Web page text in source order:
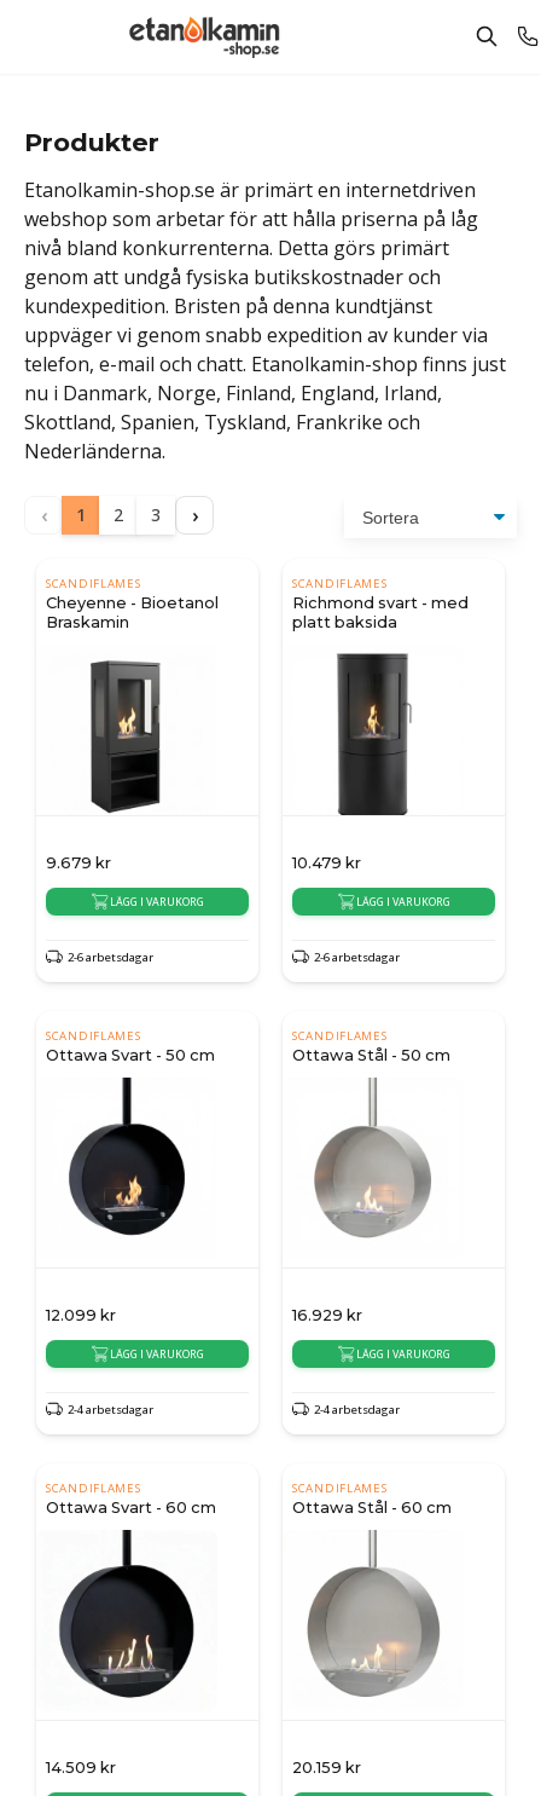
Produkter
Etanolkamin-shop.se är primärt en internetdriven
webshop som arbetar för att hålla priserna på låg
nivå bland konkurrenterna. Detta görs primärt
genom att undgå fysiska butikskostnader och
kundexpedition. Bristen på denna kundtjänst
uppväger vi genom snabb expedition av kunder via
telefon, e-mail och chatt. Etanolkamin-shop finns just
nu i Danmark, Norge, Finland, England, Irland,
Skottland, Spanien, Tyskland, Frankrike och
Nederländerna.
‹ 1 2 3 ›
SCANDIFLAMES
Cheyenne - Bioetanol
Braskamin
9.679 kr
LÄGG I VARUKORG
2-6 arbetsdagar
SCANDIFLAMES
Richmond svart - med
platt baksida
10.479 kr
LÄGG I VARUKORG
2-6 arbetsdagar
SCANDIFLAMES
Ottawa Svart - 50 cm
12.099 kr
LÄGG I VARUKORG
2-4 arbetsdagar
SCANDIFLAMES
Ottawa Stål - 50 cm
16.929 kr
LÄGG I VARUKORG
2-4 arbetsdagar
SCANDIFLAMES
Ottawa Svart - 60 cm
14.509 kr
SCANDIFLAMES
Ottawa Stål - 60 cm
20.159 kr